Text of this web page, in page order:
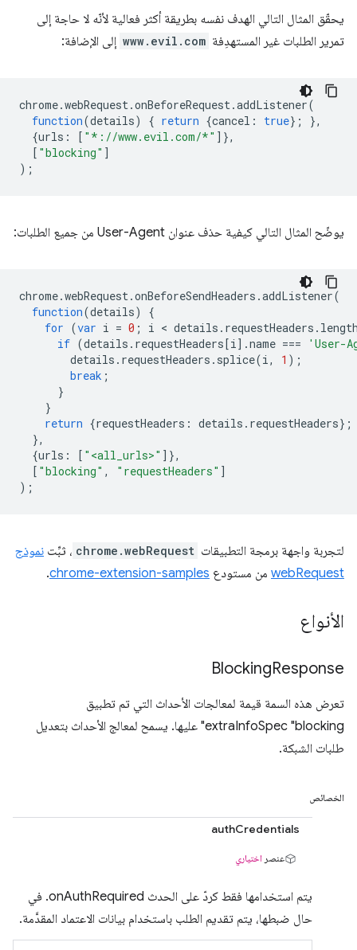
يحقّق المثال التالي الهدف نفسه بطريقة أكثر فعالية لأنّه لا حاجة إلى
تمرير الطلبات غير المستهدِفة www.evil.com إلى الإضافة:
chrome.webRequest.onBeforeRequest.addListener(
function(details) { return {cancel : true};
},
{urls : [ "*://www.evil.com/*" ]},
[ "blocking" ]
);
يوضّح المثال التالي كيفية حذف عنوان User-Agent من جميع الطلبات:
chrome.webRequest.onBeforeSendHeaders .addListener(
function(details)
{
for (var i = 0 ; i < details . requestHeaders .
if (details . requestHeaders[i].name ===
'User-
details . requestHeaders . splice(i, 1 );
break ;
}
}
return {requestHeaders : details . requestHeaders};
},
{urls : [ "<all_urls>" ]},
[ "blocking" , "requestHeaders" ]
);
لتجربة واجهة برمجة التطبيقات chrome.webRequest ، ثبِّت نموذج
webRequest من مستودع chrome-extension-samples
.
الأنواع
BlockingResponse
تعرض هذه السمة قيمة لمعالجات الأحداث التي تم تطبيق
extraInfoSpec "blocking" عليها. يسمح لمعالج الأحداث بتعديل
طلبات الشبكة.
الخصائص
authCredentials
عنصر اختياري
يتم استخدامها فقط كردّ على الحدث onAuthRequired. في
حال ضبطها، يتم تقديم الطلب باستخدام بيانات الاعتماد المقدَّمة.